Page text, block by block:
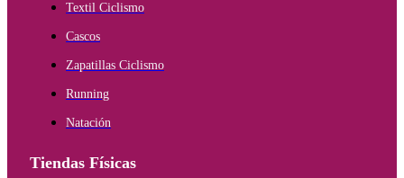
Textil Ciclismo
Cascos
Zapatillas Ciclismo
Running
Natación
Tiendas Físicas